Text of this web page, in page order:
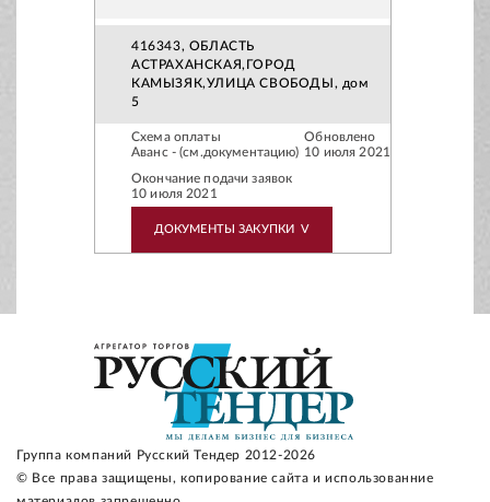
416343, ОБЛАСТЬ
АСТРАХАНСКАЯ,ГОРОД
КАМЫЗЯК,УЛИЦА СВОБОДЫ, дом
5
Схема оплаты
Аванс - (см.документацию)
Обновлено
10 июля 2021
Окончание подачи заявок
10 июля 2021
ДОКУМЕНТЫ ЗАКУПКИ V
Группа компаний Русский Тендер 2012-2026
© Все права защищены, копирование сайта и использованние